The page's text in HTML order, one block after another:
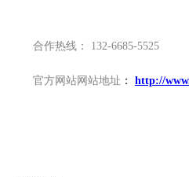
合作热线： 132-6685-5525
官方网站网站地址 ： http://